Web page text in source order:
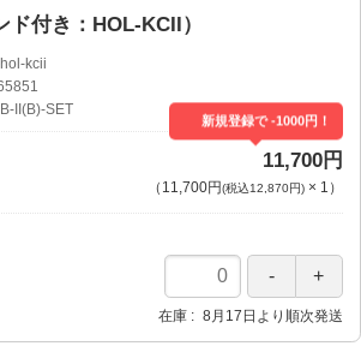
付き：HOL-KCII）
kcii
II(B)-SET
新規登録で -1000円！
11,700円
（ 11,700円(税込12,870円)× 1 ）
在庫 8月17日より順次発送